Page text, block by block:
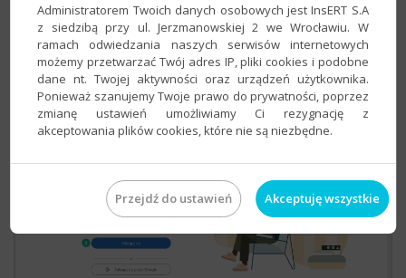
Aby dodać odnośnik do formularza rezerwacji
w profilu swojej firmy, przejdź do strony
LinkedIn
Wprowadź prawidłowe dane logowania do
konta.
Administratorem Twoich danych osobowych jest InsERT S.A
z siedzibą przy ul. Jerzmanowskiej 2 we Wrocławiu. W
ramach odwiedzania naszych serwisów internetowych
możemy przetwarzać Twój adres IP, pliki cookies i podobne
dane nt. Twojej aktywności oraz urządzeń użytkownika.
Ponieważ szanujemy Twoje prawo do prywatności, poprzez
zmianę ustawień umożliwiamy Ci rezygnację z
akceptowania plików cookies, które nie są niezbędne.
Przejdź do ustawień Akceptuję wszystkie